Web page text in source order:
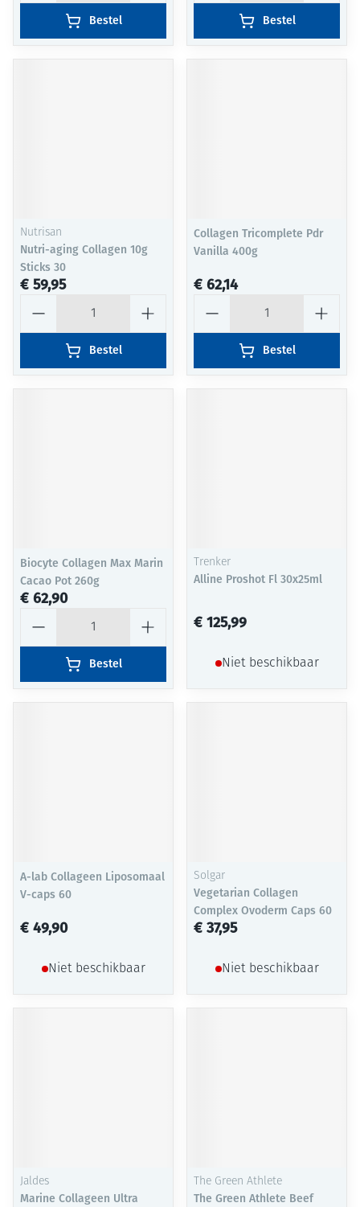
Bestel Bestel
Nutrisan
Nutri-aging Collagen 10g
Sticks 30
€ 59,95
Bestel
Collagen Tricomplete Pdr
Vanilla 400g
€ 62,14
Bestel
Biocyte Collagen Max Marin
Cacao Pot 260g
€ 62,90
Bestel
Trenker
Alline Proshot Fl 30x25ml
€ 125,99
Niet beschikbaar
A-lab Collageen Liposomaal
V-caps 60
€ 49,90
Niet beschikbaar
Solgar
Vegetarian Collagen
Complex Ovoderm Caps 60
€ 37,95
Niet beschikbaar
Jaldes
Marine Collageen Ultra
The Green Athlete
The Green Athlete Beef